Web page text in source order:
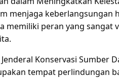
menjaga keberlangsungan
memiliki peran yang sangat
Konservasi Sumber
tempat perlindungan